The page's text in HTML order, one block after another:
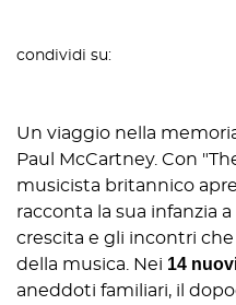
condividi su:
Un viaggio nella
Paul McCartney. Con
musicista britannico
racconta la sua infanzia
crescita e gli incontri
della musica. Nei 14
aneddoti familiari, il